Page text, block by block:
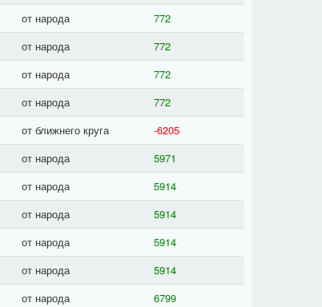
от народа
772
от народа
772
от народа
772
от народа
772
от ближнего круга
-6205
от народа
5971
от народа
5914
от народа
5914
от народа
5914
от народа
5914
от народа
6799